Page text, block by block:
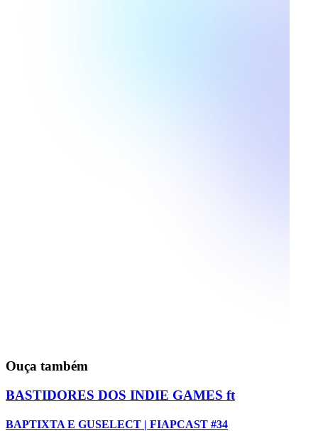
Ouça também
BASTIDORES DOS INDIE GAMES ft
BAPTIXTA E GUSELECT | FIAPCAST #34